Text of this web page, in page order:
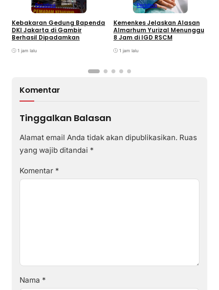
Peristiwa
Kebakaran Gedung Bapenda
DKI Jakarta di Gambir
Berhasil Dipadamkan
1 jam lalu
Peristiwa
Kemenkes Jelaskan Alasan
Almarhum Yurizal Menunggu
8 Jam di IGD RSCM
1 jam lalu
Komentar
Tinggalkan Balasan
Alamat email Anda tidak akan dipublikasikan. Ruas
yang wajib ditandai *
Komentar *
Nama *